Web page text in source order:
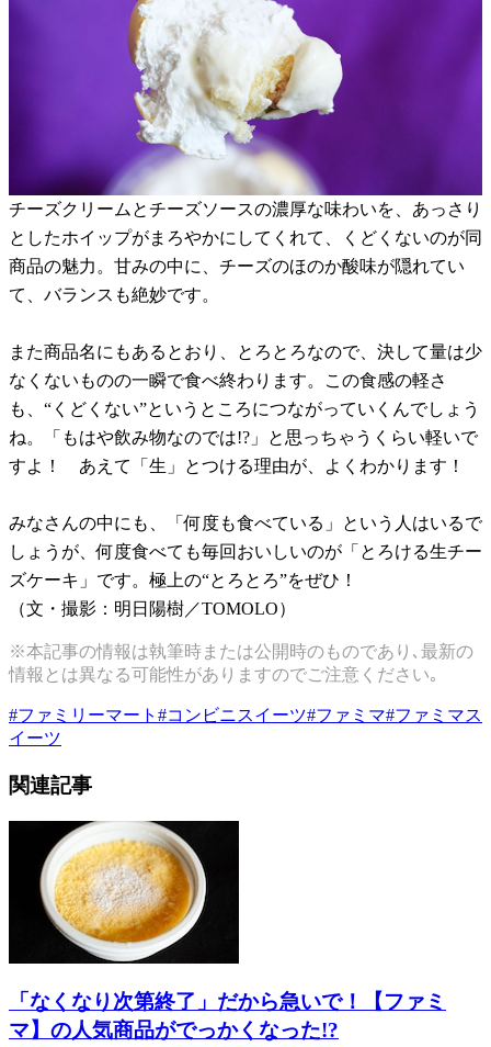
チーズクリームとチーズソースの濃厚な味わいを、あっさり
としたホイップがまろやかにしてくれて、くどくないのが同
商品の魅力。甘みの中に、チーズのほのか酸味が隠れてい
て、バランスも絶妙です。
また商品名にもあるとおり、とろとろなので、決して量は少
なくないものの一瞬で食べ終わります。この食感の軽さ
も、“くどくない”というところにつながっていくんでしょう
ね。「もはや飲み物なのでは!?」と思っちゃうくらい軽いで
すよ！ あえて「生」とつける理由が、よくわかります！
みなさんの中にも、「何度も食べている」という人はいるで
しょうが、何度食べても毎回おいしいのが「とろける生チー
ズケーキ」です。極上の“とろとろ”をぜひ！
（文・撮影：明日陽樹／TOMOLO）
※本記事の情報は執筆時または公開時のものであり､最新の
情報とは異なる可能性がありますのでご注意ください｡
#ファミリーマート #コンビニスイーツ#ファミマ#ファミマス
イーツ
関連記事
「なくなり次第終了」だから急いで！【ファミ
マ】の人気商品がでっかくなった!?